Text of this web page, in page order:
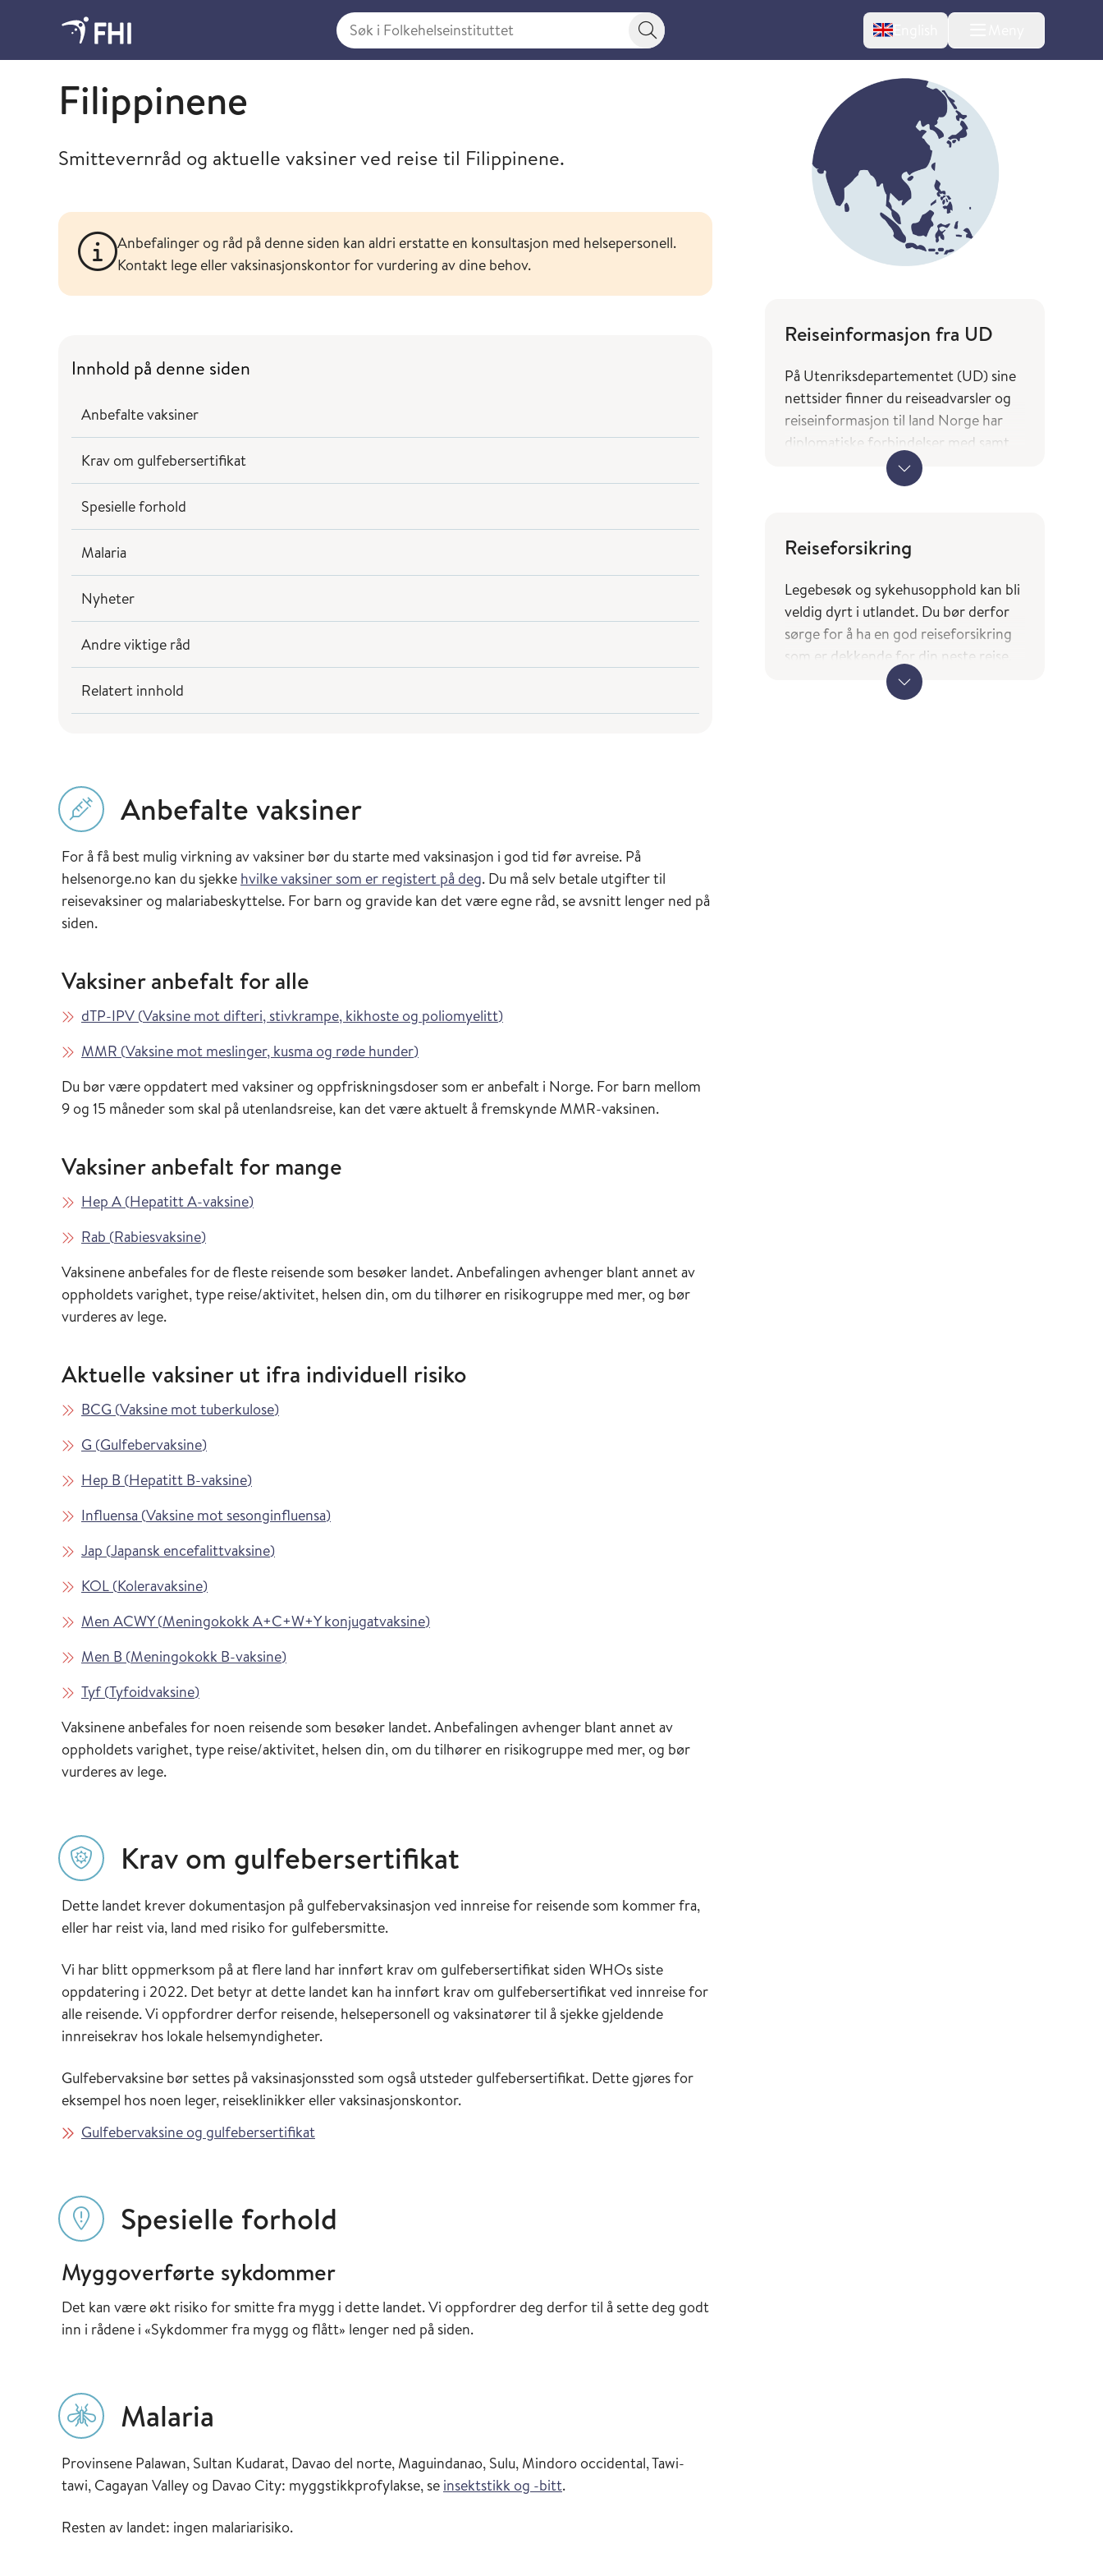
Søk i Folkehelseinstituttet
Søkeknapp English
Søk og finn spesifikke råd og vaksineanbefalinger for ditt reisemål
Filippinene
Smittevernråd og aktuelle vaksiner ved reise til Filippinene.
Anbefalinger og råd på denne siden kan aldri erstatte en konsultasjon med helsepersonell.
Kontakt lege eller vaksinasjonskontor for vurdering av dine behov.
Innhold på denne siden
Anbefalte vaksiner
Krav om gulfebersertifikat
Spesielle forhold
Malaria
Nyheter
Andre viktige råd
Relatert innhold
Anbefalte vaksiner
For å få best mulig virkning av vaksiner bør du starte med vaksinasjon i god tid før avreise. På
helsenorge.no kan du sjekke hvilke vaksiner som er registert på deg. Du må selv betale utgifter til
reisevaksiner og malariabeskyttelse. For barn og gravide kan det være egne råd, se avsnitt lenger ned på
siden.
Vaksiner anbefalt for alle
Les mer om
dTP-IPV (Vaksine mot difteri, stivkrampe, kikhoste og poliomyelitt)i Vaksinasjonsveilederen
Les mer om
MMR (Vaksine mot meslinger, kusma og røde hunder)i Vaksinasjonsveilederen
Du bør være oppdatert med vaksiner og oppfriskningsdoser som er anbefalt i Norge. For barn mellom
9 og 15 måneder som skal på utenlandsreise, kan det være aktuelt å fremskynde MMR-vaksinen.
Vaksiner anbefalt for mange
Les mer om
Hep A (Hepatitt A-vaksine)i Vaksinasjonsveilederen
Les mer om
Rab (Rabiesvaksine)i Vaksinasjonsveilederen
Vaksinene anbefales for de fleste reisende som besøker landet. Anbefalingen avhenger blant annet av
oppholdets varighet, type reise/aktivitet, helsen din, om du tilhører en risikogruppe med mer, og bør
vurderes av lege.
Aktuelle vaksiner ut ifra individuell risiko
Les mer om
BCG (Vaksine mot tuberkulose)i Vaksinasjonsveilederen
Les mer om
G (Gulfebervaksine)i Vaksinasjonsveilederen
Les mer om
Hep B (Hepatitt B-vaksine)i Vaksinasjonsveilederen
Les mer om
Influensa (Vaksine mot sesonginfluensa)i Vaksinasjonsveilederen
Les mer om
Jap (Japansk encefalittvaksine)i Vaksinasjonsveilederen
Les mer om
KOL (Koleravaksine)i Vaksinasjonsveilederen
Les mer om
Men ACWY(Meningokokk A+C+W+Y konjugatvaksine)i Vaksinasjonsveilederen
Les mer om
Men B (Meningokokk B-vaksine)i Vaksinasjonsveilederen
Les mer om
Tyf(Tyfoidvaksine)i Vaksinasjonsveilederen
Vaksinene anbefales for noen reisende som besøker landet. Anbefalingen avhenger blant annet av
oppholdets varighet, type reise/aktivitet, helsen din, om du tilhører en risikogruppe med mer, og bør
vurderes av lege.
Krav om gulfebersertifikat
Dette landet krever dokumentasjon på gulfebervaksinasjon ved innreise for reisende som kommer fra,
eller har reist via, land med risiko for gulfebersmitte.
Vi har blitt oppmerksom på at flere land har innført krav om gulfebersertifikat siden WHOs siste
oppdatering i 2022. Det betyr at dette landet kan ha innført krav om gulfebersertifikat ved innreise for
alle reisende. Vi oppfordrer derfor reisende, helsepersonell og vaksinatører til å sjekke gjeldende
innreisekrav hos lokale helsemyndigheter.
Gulfebervaksine bør settes på vaksinasjonssted som også utsteder gulfebersertifikat. Dette gjøres for
eksempel hos noen leger, reiseklinikker eller vaksinasjonskontor.
Gulfebervaksine og gulfebersertifikat
Spesielle forhold
Myggoverførte sykdommer
Det kan være økt risiko for smitte fra mygg i dette landet. Vi oppfordrer deg derfor til å sette deg godt
inn i rådene i «Sykdommer fra mygg og flått» lenger ned på siden.
Malaria
Provinsene Palawan, Sultan Kudarat, Davao del norte, Maguindanao, Sulu, Mindoro occidental, Tawi-
tawi, Cagayan Valley og Davao City: myggstikkprofylakse, se insektstikk og -bitt.
Resten av landet: ingen malariarisiko.
Reiseinformasjon fra UD
På Utenriksdepartementet (UD) sine
nettsider finner du reiseadvarsler og
reiseinformasjon til land Norge har
diplomatiske forbindelser med samt
en oversikt over hvilke tjenester og
typer bistand norske borgere på reise
(regjeringen.no)
Landene du finner i tjenesten
Smittevernråd og reisevaksiner
(fhi.no) er basert på UDs liste over
land Norge har diplomatiske
forbindelser med.
Reiseforsikring
Legebesøk og sykehusopphold kan bli
veldig dyrt i utlandet. Du bør derfor
sørge for å ha en god reiseforsikring
som er dekkende for din neste reise.
Ved reise til andre EØS-land bør du